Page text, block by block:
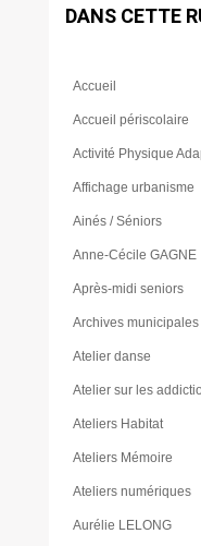
DANS CETTE
Accueil
Accueil périscolaire
Activité Physique
Affichage urbanisme
Ainés / Séniors
Anne-Cécile GAGNE
Après-midi seniors
Archives municipales
Atelier danse
Atelier sur les
Ateliers Habitat
Ateliers Mémoire
Ateliers numériques
Aurélie LELONG